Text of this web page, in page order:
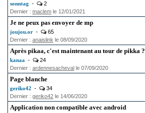
sonntag -
2
Dernier : maclem le 12/01/2021
Je ne peux pas envoyer de mp
joujou.or -
65
Dernier : anaislink le 08/09/2020
Après pikaa, c'est maintenant au tour de pikka ?
kanaa -
24
Dernier : ardennesacheval le 07/09/2020
Page blanche
geriko42 -
34
Dernier : geriko42 le 14/06/2020
Application non compatible avec android